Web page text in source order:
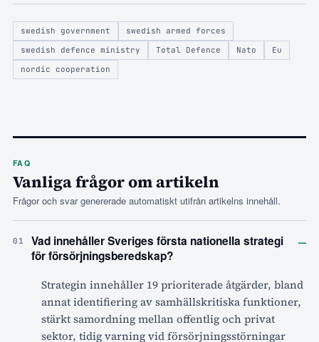
swedish government
swedish armed forces
swedish defence ministry
Total Defence Nato
Eu
nordic cooperation
FAQ
Vanliga frågor om artikeln
Frågor och svar genererade automatiskt utifrån artikelns innehåll.
01
Vad innehåller Sveriges första nationella strategi
för försörjningsberedskap?
–
Strategin innehåller 19 prioriterade åtgärder, bland
annat identifiering av samhällskritiska funktioner,
stärkt samordning mellan offentlig och privat
sektor, tidig varning vid försörjningsstörningar